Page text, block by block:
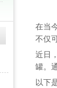
在当
不仅
近日
罐。
以下